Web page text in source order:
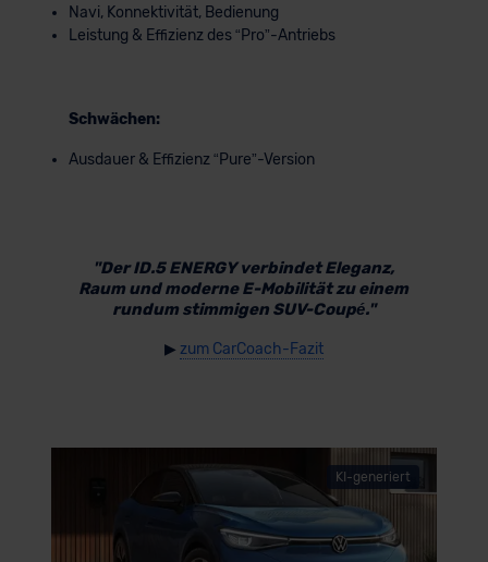
Navi, Konnektivität, Bedienung
Leistung & Effizienz des “Pro”-Antriebs
Schwächen:
Ausdauer & Effizienz “Pure”-Version
"Der ID.5 ENERGY verbindet Eleganz,
Raum und moderne E-Mobilität zu einem
rundum stimmigen SUV-Coupé."
▶ zum CarCoach-Fazit
KI-generiert